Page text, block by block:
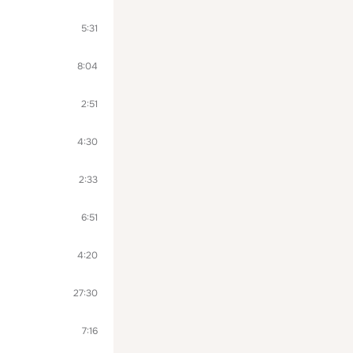
5:31
8:04
2:51
4:30
2:33
6:51
4:20
27:30
7:16